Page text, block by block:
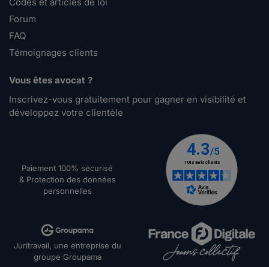
Forum
FAQ
Témoignages clients
Vous êtes avocat ?
Inscrivez-vous gratuitement pour gagner en visibilité et
développez votre clientèle
Paiement 100% sécurisé
& Protection des données
personnelles
Juritravail, une entreprise du
groupe Groupama